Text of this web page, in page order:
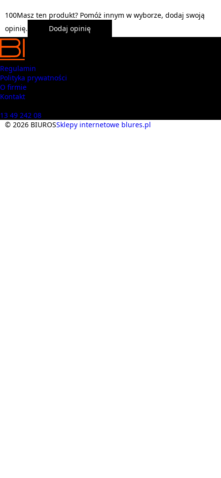
100Masz ten produkt? Pomóż innym w wyborze, dodaj swoją
opinię.
Dodaj opinię
Regulamin
Polityka prywatności
O firmie
Kontakt
13 49 242 08
© 2026 BIUROSSklepy internetowe blures.pl